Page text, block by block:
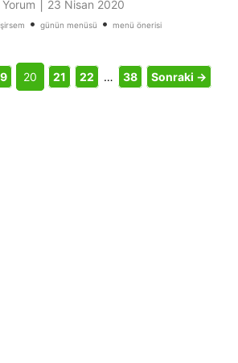
23 Nisan 2020
• günün menüsü • menü önerisi
20 21 22 … 38 Sonraki →